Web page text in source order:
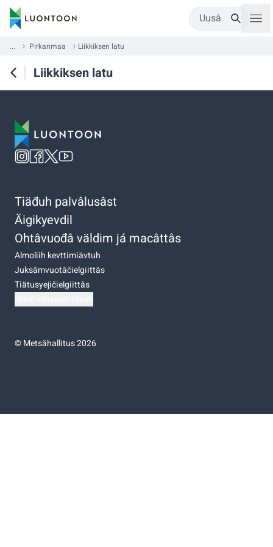
Uusâ
... Pirkanmaa Liikkiksen latu
Liikkiksen latu
Tiäđuh palvâlusâst
Äigikyevdil
Ohtâvuođâ väldim já macâttâs
Almoliih kevttimiävtuh
Juksâmvuotâčielgiittâs
Tiätusyejičielgiittâs
©Metsähallitus 2026